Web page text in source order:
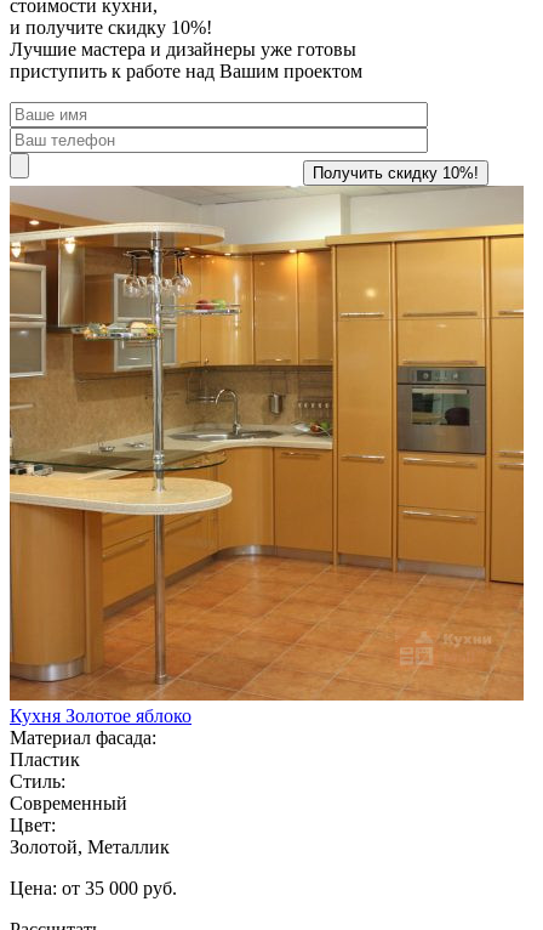
стоимости кухни,
и получите скидку 10%!
Лучшие мастера и дизайнеры уже готовы
приступить к работе над Вашим проектом
Кухня Золотое яблоко
Материал фасада:
Пластик
Стиль:
Современный
Цвет:
Золотой, Металлик
Цена: от 35 000 руб.